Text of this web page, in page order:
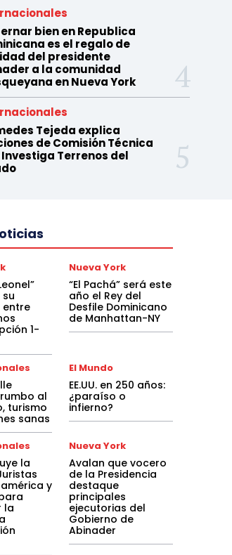
bien en Republica
es el regalo de
del presidente
a la comunidad
en Nueva York
Tejeda explica
de Comisión Técnica
Terrenos del
entre
1-
Nueva York
“El Pachá” será este
año el Rey del
Desfile Dominicano
de Manhattan-NY
al
turismo
sanas
El Mundo
EE.UU. en 250 años:
¿paraíso o
infierno?
la
y
la
Nueva York
Avalan que vocero
de la Presidencia
destaque
principales
ejecutorias del
Gobierno de
Abinader